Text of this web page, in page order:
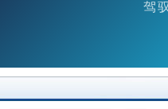
驾